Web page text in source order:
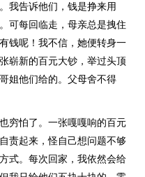
我告诉他们，钱是挣来用
可每回临走，母亲总是拽住
钱呢！我不信，她便转身一
崭新的百元大钞，举过头顶
姐他们给的。父母舍不得
穷怕了。一张嘎嘎响的百元
责起来，怪自己想问题不够
式。每次回家，我依然会给